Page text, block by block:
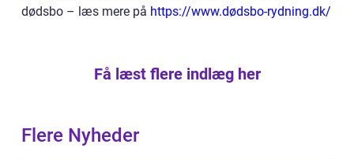
dødsbo – læs mere på https://www.dødsbo-rydning.dk/
Få læst flere indlæg her
Flere Nyheder